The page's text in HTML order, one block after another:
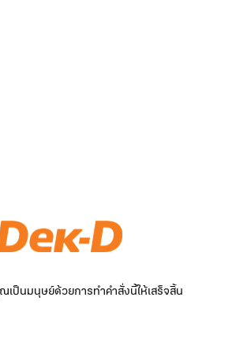
เป็นมนุษย์ด้วยการทำคำสั่งนี้ให้เสร็จสิ้น